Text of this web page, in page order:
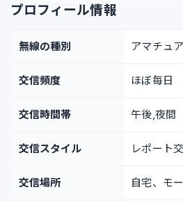
プロフィール情報
無線の種別 アマチュ
交信頻度 ほぼ每日
交信時間帯 午後,夜間
交信スタイル レポート
交信場所 自宅、モ